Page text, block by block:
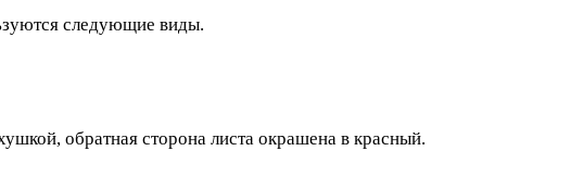
следующие виды.
обратная сторона листа окрашена в красный.